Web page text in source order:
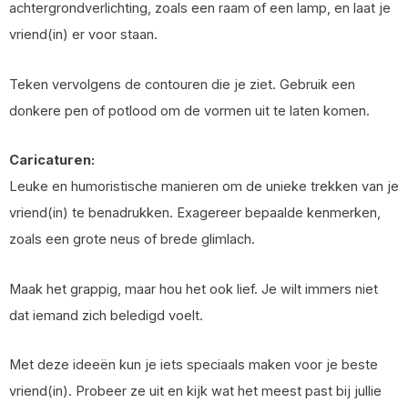
achtergrondverlichting, zoals een raam of een lamp, en laat je
vriend(in) er voor staan.
Teken vervolgens de contouren die je ziet. Gebruik een
donkere pen of potlood om de vormen uit te laten komen.
Caricaturen:
Leuke en humoristische manieren om de unieke trekken van je
vriend(in) te benadrukken. Exagereer bepaalde kenmerken,
zoals een grote neus of brede glimlach.
Maak het grappig, maar hou het ook lief. Je wilt immers niet
dat iemand zich beledigd voelt.
Met deze ideeën kun je iets speciaals maken voor je beste
vriend(in). Probeer ze uit en kijk wat het meest past bij jullie